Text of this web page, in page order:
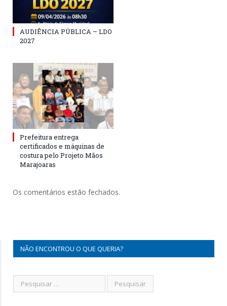
AUDIÊNCIA PÚBLICA – LDO
2027
Prefeitura entrega
certificados e máquinas de
costura pelo Projeto Mãos
Marajoaras
Os comentários estão fechados.
NÃO ENCONTROU O QUE QUERIA?